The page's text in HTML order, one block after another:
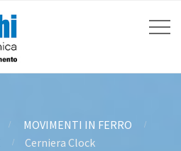
MOVIMENTI IN FERRO
Cerniera Clock